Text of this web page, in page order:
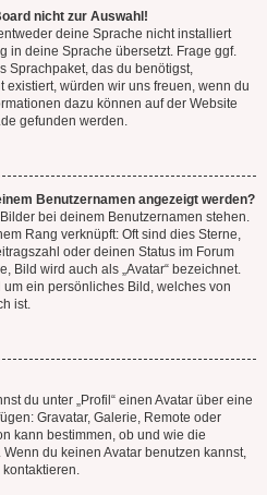
nicht zur Auswahl!
deine Sprache nicht installiert
in deine Sprache übersetzt. Frage ggf.
Sprachpaket, das du benötigst,
würden wir uns freuen, wenn du
dazu können auf der Website
gefunden werden.
Benutzernamen angezeigt werden?
bei deinem Benutzernamen stehen.
Rang verknüpft: Oft sind dies Sterne,
oder deinen Status im Forum
Bild wird auch als „Avatar“ bezeichnet.
ein persönliches Bild, welches von
ist.
du unter „Profil“ einen Avatar über eine
Gravatar, Galerie, Remote oder
kann bestimmen, ob und wie die
du keinen Avatar benutzen kannst,